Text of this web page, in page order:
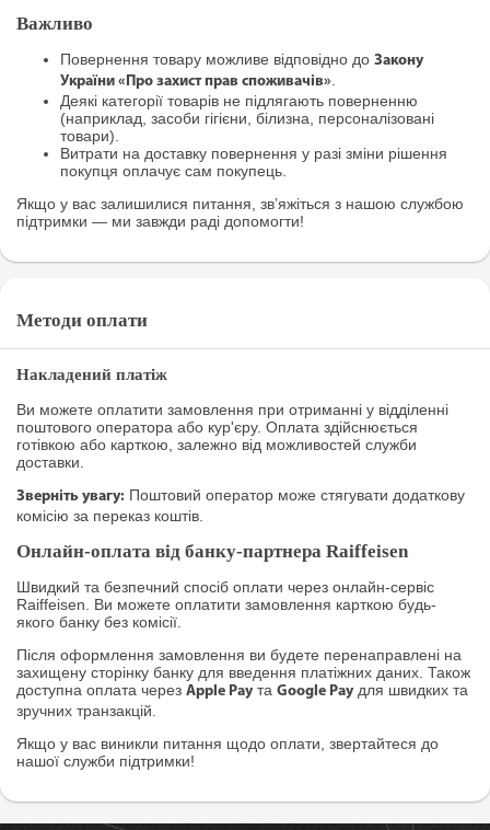
Важливо
Повернення товару можливе відповідно до Закону
України «Про захист прав споживачів».
Деякі категорії товарів не підлягають поверненню
(наприклад, засоби гігієни, білизна, персоналізовані
товари).
Витрати на доставку повернення у разі зміни рішення
покупця оплачує сам покупець.
Якщо у вас залишилися питання, зв’яжіться з нашою службою
підтримки — ми завжди раді допомогти!
Методи оплати
Накладений платіж
Ви можете оплатити замовлення при отриманні у відділенні
поштового оператора або кур'єру. Оплата здійснюється
готівкою або карткою, залежно від можливостей служби
доставки.
Зверніть увагу: Поштовий оператор може стягувати додаткову
комісію за переказ коштів.
Онлайн-оплата від банку-партнера Raiffeisen
Швидкий та безпечний спосіб оплати через онлайн-сервіс
Raiffeisen. Ви можете оплатити замовлення карткою будь-
якого банку без комісії.
Після оформлення замовлення ви будете перенаправлені на
захищену сторінку банку для введення платіжних даних. Також
доступна оплата через Apple Pay та Google Pay для швидких та
зручних транзакцій.
Якщо у вас виникли питання щодо оплати, звертайтеся до
нашої служби підтримки!